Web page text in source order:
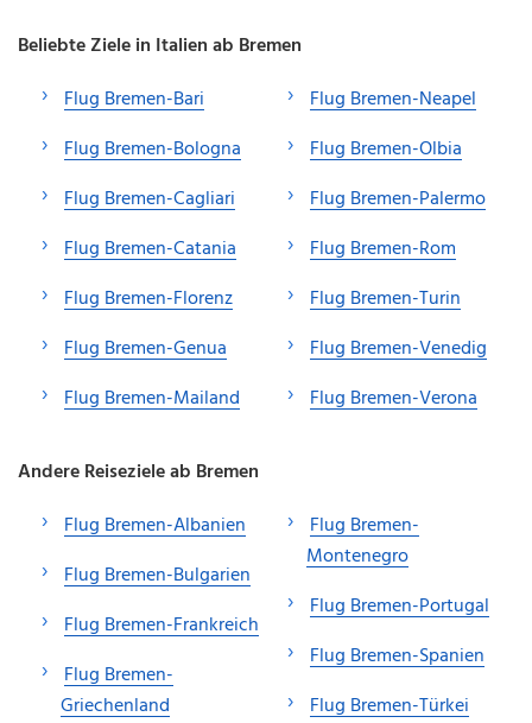
Beliebte Ziele in Italien ab Bremen
Flug Bremen-Bari
Flug Bremen-Bologna
Flug Bremen-Cagliari
Flug Bremen-Catania
Flug Bremen-Florenz
Flug Bremen-Genua
Flug Bremen-Mailand
Flug Bremen-Neapel
Flug Bremen-Olbia
Flug Bremen-Palermo
Flug Bremen-Rom
Flug Bremen-Turin
Flug Bremen-Venedig
Flug Bremen-Verona
Andere Reiseziele ab Bremen
Flug Bremen-Albanien
Flug Bremen-Bulgarien
Flug Bremen-Frankreich
Flug Bremen-
Griechenland
Flug Bremen-
Montenegro
Flug Bremen-Portugal
Flug Bremen-Spanien
Flug Bremen-Türkei